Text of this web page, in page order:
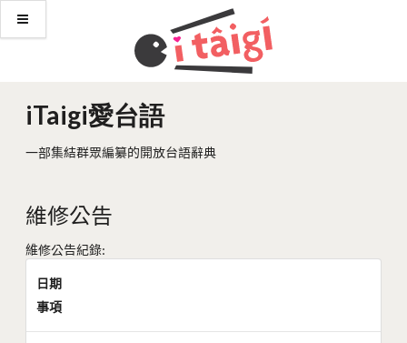
iTaigi愛台語
一部集結群眾編纂的開放台語辭典
維修公告
維修公告紀錄:
日期
事項